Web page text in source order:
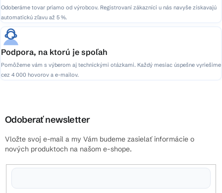
Odoberáme tovar priamo od výrobcov. Registrovaní zákazníci u nás navyše získavajú
automatickú zľavu až 5 %.
Podpora, na ktorú je spoľah
Pomôžeme vám s výberom aj technickými otázkami. Každý mesiac úspešne vyriešime
cez 4 000 hovorov a e-mailov.
Odoberať newsletter
Vložte svoj e-mail a my Vám budeme zasielať informácie o
nových produktoch na našom e-shope.